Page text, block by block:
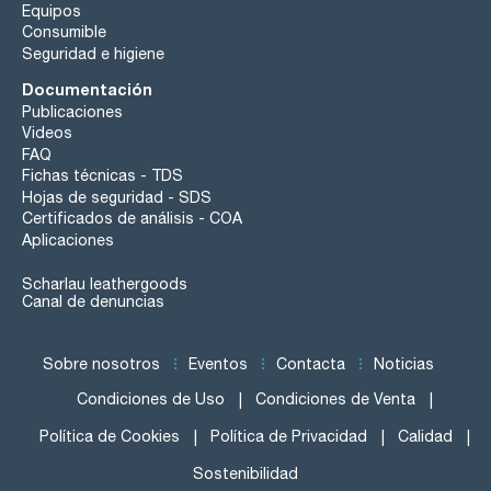
Equipos
Consumible
Seguridad e higiene
Documentación
Publicaciones
Videos
FAQ
Fichas técnicas - TDS
Hojas de seguridad - SDS
Certificados de análisis - COA
Aplicaciones
Scharlau leathergoods
Canal de denuncias
Sobre nosotros Eventos Contacta Noticias
Condiciones de Uso Condiciones de Venta
Política de Cookies Política de Privacidad Calidad
Sostenibilidad